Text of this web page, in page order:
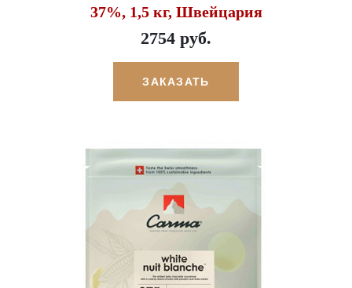
37%, 1,5 кг, Швейцария
2754 руб.
ЗАКАЗАТЬ